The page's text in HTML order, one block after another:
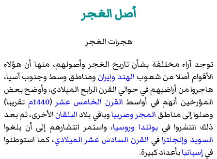
أصل الغجر
هجرات الغجر
توجد آراء مختلفة بشأن تاريخ الغجر وأصولهم، منها أن هؤلاء
الأقوام أصلا من شعوب الهند وإيران ومناطق وسط وجنوب آسيا،
هاجروا من أراضيهم في حوالي القرن الرابع الميلادي، وأوضح بعض
المؤرخين أنهم في أواسط القرن الخامس عشر (1440م
تقريبا)
وصلوا إلى مناطقالمجر وصربياوباقي بلادالبلقانالأخرى، ثم بعد
ذلك انتشروا في بولندا وروسيا، واستمر انتشارهم إلى أن بلغوا
السويد وإنجلترافي القرن السادس عشر الميلادي، كما استوطنوا
فيإسبانيابأعداد كبيرة.